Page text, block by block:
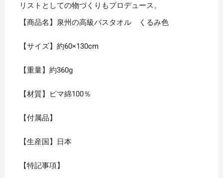
リストとしての物づくりもプロデュース。
【商品名】泉州の高級バスタオル くるみ色
【サイズ】約60×130cm
【重量】約360g
【材質】ピマ綿100％
【付属品】
【生産国】日本
【特記事項】